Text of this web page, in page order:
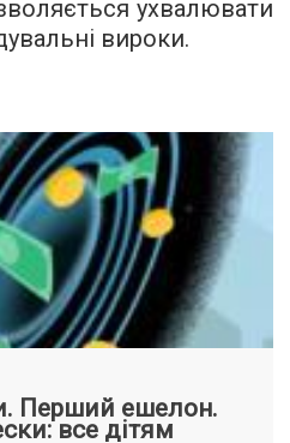
ухвалювати
вироки.
Перший ешелон.
все дітям